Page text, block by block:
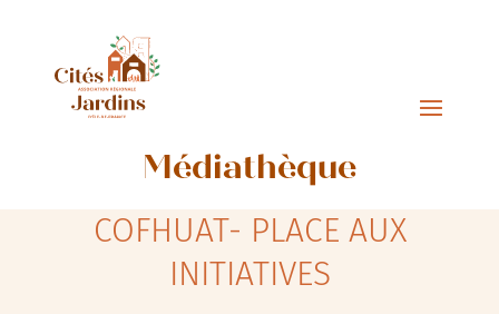
Médiathèque
COFHUAT- PLACE AUX
INITIATIVES